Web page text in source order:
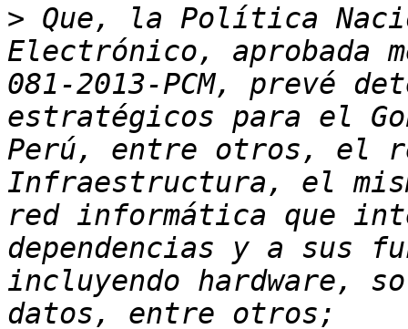
> Que, la Política
Electrónico, aprobada
081-2013-PCM, prevé
estratégicos para el
Perú, entre otros, el
Infraestructura, el
red informática que
dependencias y a sus
incluyendo hardware,